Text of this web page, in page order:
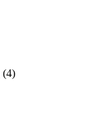
(4)